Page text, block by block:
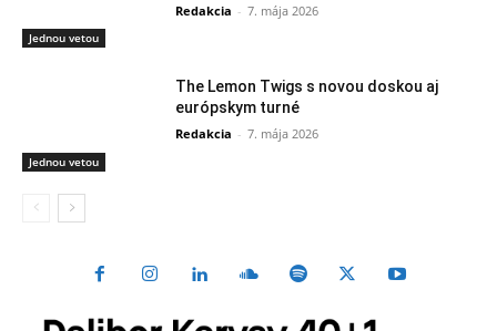
Jednou vetou
Redakcia - 7. mája 2026
Jednou vetou
The Lemon Twigs s novou doskou aj
európskym turné
Redakcia - 7. mája 2026